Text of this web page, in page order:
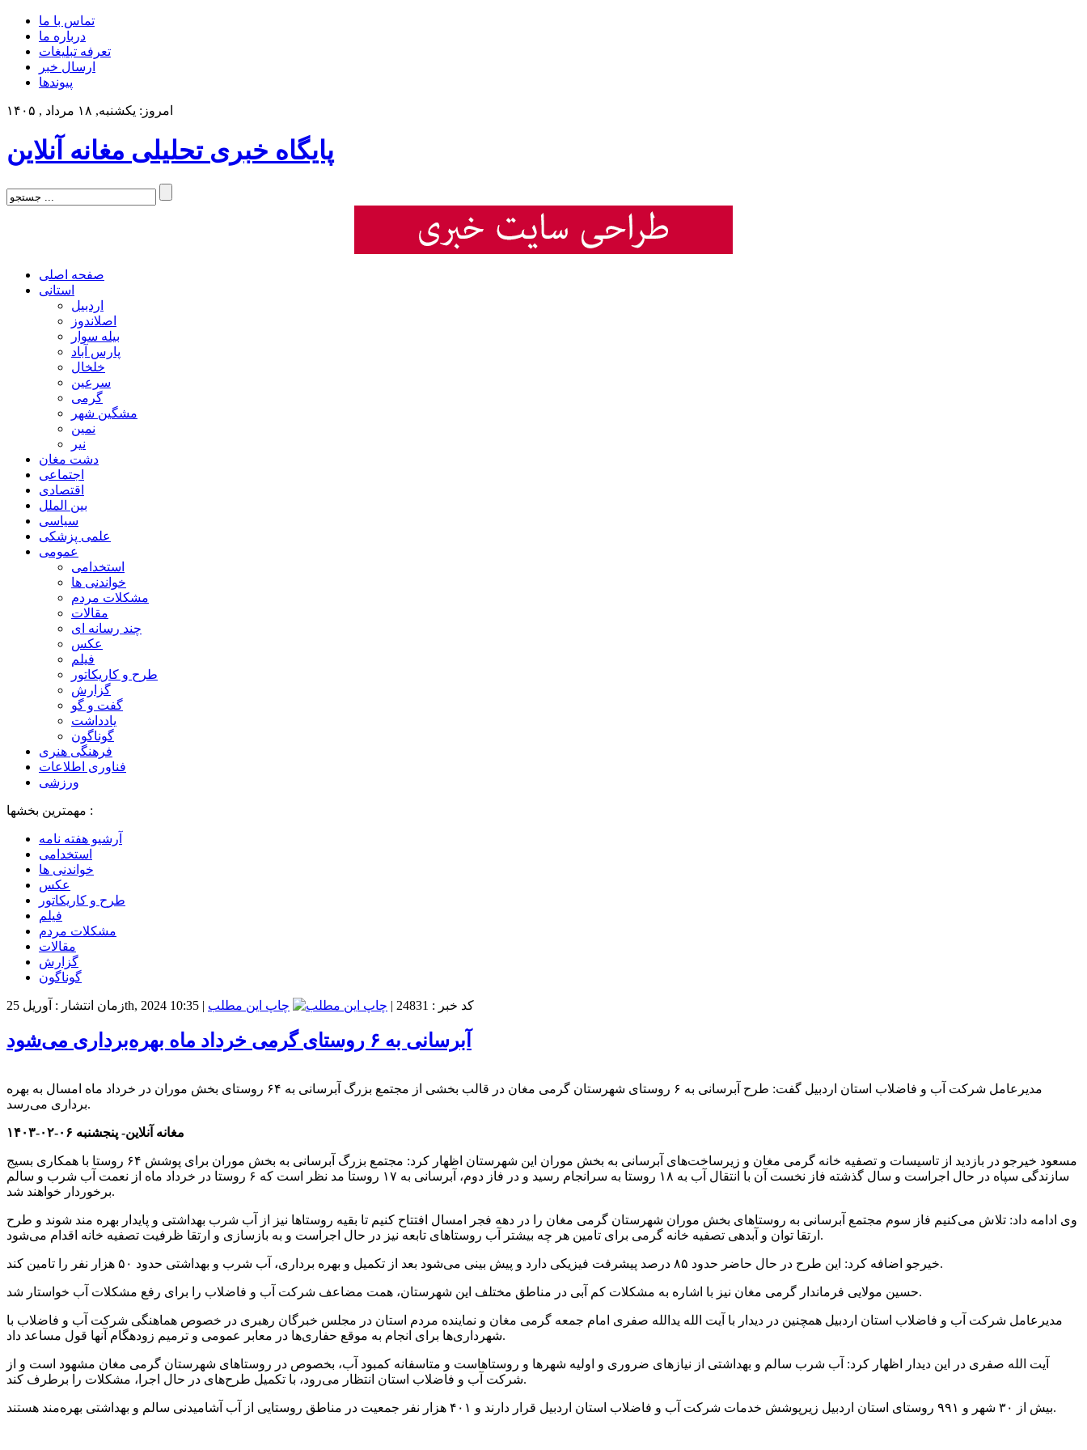
تماس با ما
درباره ما
تعرفه تبلیغات
ارسال خبر
پیوندها
امروز: یکشنبه, ۱۸ مرداد , ۱۴۰۵
پایگاه خبری تحلیلی مغانه آنلاین
صفحه اصلی
استانی
اردبیل
اصلاندوز
بیله سوار
پارس آباد
خلخال
سرعین
گرمی
مشگین شهر
نمین
نیر
دشت مغان
اجتماعی
اقتصادی
بین الملل
سیاسی
علمی پزشکی
عمومی
استخدامی
خواندنی ها
مشکلات مردم
مقالات
چند رسانه ای
عکس
فیلم
طرح و کاریکاتور
گزارش
گفت و گو
یادداشت
گوناگون
فرهنگی هنری
فناوری اطلاعات
ورزشی
مهمترین بخشها :
آرشیو هفته نامه
استخدامی
خواندنی ها
عکس
طرح و کاریکاتور
فیلم
مشکلات مردم
مقالات
گزارش
گوناگون
زمان انتشار : آوریل 25th, 2024 10:35 | کد خبر : 24831 | چاپ این مطلب
آبرسانی به ۶ روستای گرمی خرداد ماه بهره‌برداری می‌شود
مدیرعامل شرکت آب و فاضلاب استان اردبیل گفت: طرح آبرسانی به ۶ روستای شهرستان گرمی مغان در قالب بخشی از مجتمع بزرگ آبرسانی به ۶۴ روستای بخش موران در خرداد ماه امسال به بهره
برداری می‌رسد.
مغانه آنلاین- پنجشنبه ۰۶-۰۲-۱۴۰۳
مسعود خیرجو در بازدید از تاسیسات و تصفیه خانه گرمی مغان و زیرساخت‌های آبرسانی به بخش موران این شهرستان اظهار کرد: مجتمع بزرگ آبرسانی به بخش موران برای پوشش ۶۴ روستا با همکاری بسیج
سازندگی سپاه در حال اجراست و سال گذشته فاز نخست آن با انتقال آب به ۱۸ روستا به سرانجام رسید و در فاز دوم، آبرسانی به ۱۷ روستا مد نظر است که ۶ روستا در خرداد ماه از نعمت آب شرب و سالم
برخوردار خواهند شد.
وی ادامه داد: تلاش می‌کنیم فاز سوم مجتمع آبرسانی به روستاهای بخش موران شهرستان گرمی مغان را در دهه فجر امسال افتتاح کنیم تا بقیه روستاها نیز از آب شرب بهداشتی و پایدار بهره مند شوند و طرح
ارتقا توان و آبدهی تصفیه خانه گرمی برای تامین هر چه بیشتر آب روستاهای تابعه نیز در حال اجراست و به بازسازی و ارتقا ظرفیت تصفیه خانه اقدام می‌شود.
خیرجو اضافه کرد: این طرح در حال حاضر حدود ۸۵ درصد پیشرفت فیزیکی دارد و پیش بینی می‌شود بعد از تکمیل و بهره برداری، آب شرب و بهداشتی حدود ۵۰ هزار نفر را تامین کند.
حسین مولایی فرماندار گرمی مغان نیز با اشاره به مشکلات کم آبی در مناطق مختلف این شهرستان، همت مضاعف شرکت آب و فاضلاب را برای رفع مشکلات آب خواستار شد.
مدیرعامل شرکت آب و فاضلاب استان اردبیل همچنین در دیدار با آیت الله یدالله صفری امام جمعه گرمی مغان و نماینده مردم استان در مجلس خبرگان رهبری در خصوص هماهنگی‌ شرکت آب و فاضلاب با
شهرداری‌ها برای انجام به موقع حفاری‌ها در معابر عمومی و ترمیم زودهگام آنها قول مساعد داد.
آیت الله صفری در این دیدار اظهار کرد: آب شرب سالم و بهداشتی از نیازهای ضروری و اولیه شهرها و روستاهاست و متاسفانه کمبود آب، بخصوص در روستاهای شهرستان گرمی مغان مشهود است و از
شرکت آب و فاضلاب استان انتظار می‌رود، با تکمیل طرح‌های در حال اجرا، مشکلات را برطرف کند.
بیش از ۳۰ شهر و ۹۹۱ روستای استان اردبیل زیرپوشش خدمات شرکت آب و فاضلاب استان اردبیل قرار دارند و ۴۰۱ هزار نفر جمعیت در مناطق روستایی از آب آشامیدنی سالم و بهداشتی بهره‌مند هستند.